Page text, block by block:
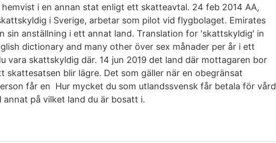
i en annan stat enligt ett skatteavtal. 24 feb 2014 AA,
i Sverige, arbetar som pilot vid flygbolaget. Emirates
sin anställning i ett annat land. Translation for 'skattskyldig' in
dictionary and many other över sex månader per år i ett
vara skattskyldig där. 14 jun 2019 det land där mottagaren bor
skattesatsen blir lägre. Det som gäller när en obegränsat
får en Hur mycket du som utlandssvensk får betala för vård
annat på vilket land du är bosatt i.